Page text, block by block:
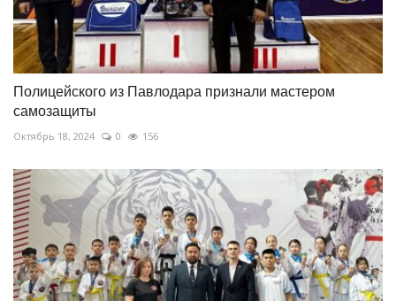
Полицейского из Павлодара признали мастером
самозащиты
Октябрь 18, 2024 0 156